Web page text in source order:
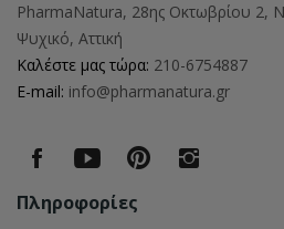
PharmaNatura, 28ης Οκτωβρίου 2,
Ψυχικό, Αττική
Καλέστε μας τώρα: 210-6754887
E-mail: info@pharmanatura.gr
Πληροφορίες